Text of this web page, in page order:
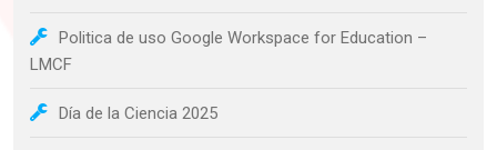
Politica de uso Google Workspace for Education –
LMCF
Día de la Ciencia 2025